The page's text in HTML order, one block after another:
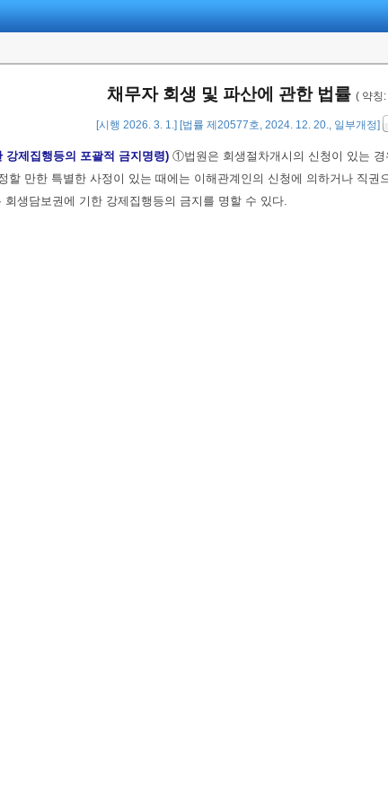
채무자 회생 및 파산에 관한 법률 ( 약칭
[시행 2026. 3. 1.] [법률 제20577호, 2024. 12. 20., 일부개정]
강제집행등의 포괄적 금지명령) ①법원은 회생절차개시의 신청이 있는 경
할 만한 특별한 사정이 있는 때에는 이해관계인의 신청에 의하거나 직
생담보권에 기한 강제집행등의 금지를 명할 수 있다.